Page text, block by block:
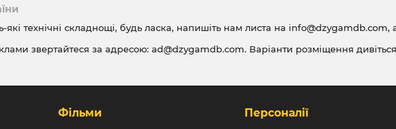
технічні складнощі, будь ласка, напишіть нам листа на info@dzygamdb.com,
звертайтеся за адресою: ad@dzygamdb.com. Варіанти розміщення
Фільми
Персоналії